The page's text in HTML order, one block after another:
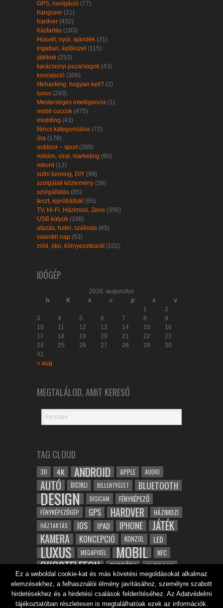
GPS, navigáció (77)
hangszer (21)
hardver (432)
háztartás (183)
Húsvét, nyúl, ajándék (21)
ingatlan, építészet (115)
játékok (253)
karácsonyi pazarságok (43)
koncepció (306)
lifehacking, hogyan kell? (2)
luxus (293)
Mesterséges intelligencia (1)
mobil cuccok (475)
modding (43)
Nincs kategorizálva (72)
óra (178)
outdoor – sport (300)
reklám, viral, marketing (60)
rekord (12)
sufni tunning, DIY (99)
szolgálati közlemény (39)
szolgáltatás (85)
teszt, kipróbáltuk! (65)
TV, Hi-Fi, Házimozi, Zene (356)
USB kütyük (106)
utazás, hotel, szálloda (65)
valentin nap (53)
zöld, öko, környezetbarát (102)
IDŐGÉP
2026. augusztus
h
K s c p s
v
1
2
3
4 5 6 7 8
9
10
11 12 13 14 15
16
17
18 19 20 21 22
23
24
25 26 27 28 29
30
31
« aug
MEGTALÁLOD, AMIT KERESŐ
TAG CLOUD
3D 4K ANDROID APPLE AUDIO
AUTÓ BICIKLI BILLENTYŰZET BLUETOOTH
DESIGN DIGICAM FÉNYKÉPEZŐ
FÉNYKÉPEZŐGÉP GPS HARDVER HÁZIMOZI
HÁZTARTÁS IOS IPAD IPHONE JÁTÉK
KAMERA KONCEPCIÓ KONZOL LED
LUXUS MEGAPIXEL MOBIL NFC
OKOSTELEFON OKOSÓRA OUTDOOR
ROBOT SAMSUNG SPORT TABLET
TESZT VIDEÓ VÍZÁLLÓ WIFI ZENE ZÖLD
Ez a weboldal cookie-kat és más követési megoldásokat alkalmaz
elemzésekhez, a felhasználói élmény javításához, személyre szabott
hirdetésekhez és a hirdetési csalások felderítéséhez. Az Adatvédelmi
tájékoztatóban részletesen is megtalálhatóak ezek az információk.